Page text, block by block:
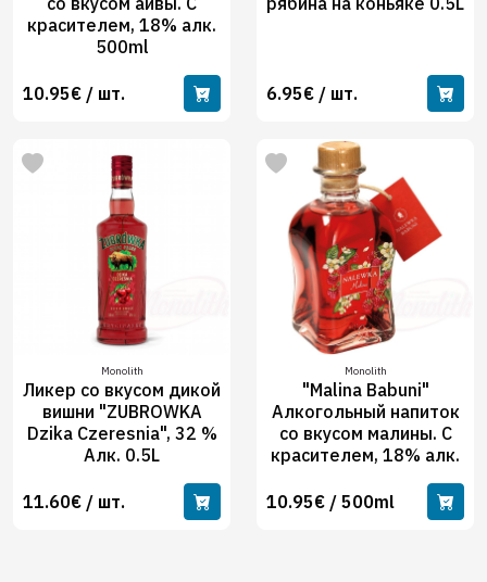
красителeм, 18% алк.
500ml
10.95€ / шт. 6.95€ / шт.
Monolith
Ликер со вкусом дикой
вишни "ZUBROWKA
Dzika Czeresnia", 32 %
Алк. 0.5L
11.60€ / шт.
Monolith
"Malina Babuni"
Алкогольный напиток
со вкусом малины. С
красителем, 18% алк.
10.95€ / 500ml